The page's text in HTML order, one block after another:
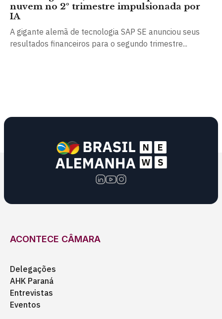
nuvem no 2º trimestre impulsionada por
IA
A gigante alemã de tecnologia SAP SE anunciou seus
resultados financeiros para o segundo trimestre...
ACONTECE CÂMARA
Delegações
AHK Paraná
Entrevistas
Eventos